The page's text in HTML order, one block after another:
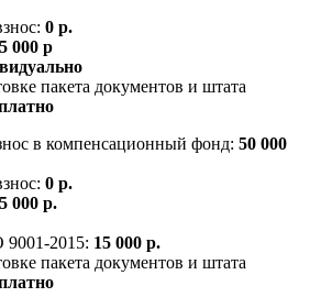
0 р.
5 000 р
пакета документов и штата
в компенсационный фонд: 50 000
0 р.
5 000 р.
2015: 15 000 р.
пакета документов и штата